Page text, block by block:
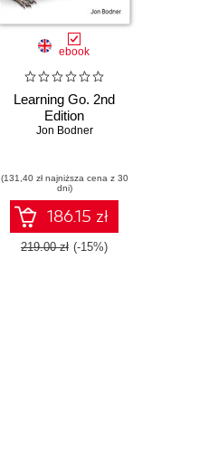
ebook
Learning Go. 2nd
Edition
Jon Bodner
(131,40 zł najniższa cena z 30
dni)
186.15 zł
219.00 zł (-15%)